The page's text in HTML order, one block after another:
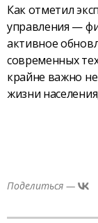
Как отметил
управления —
активное
современных
крайне важно
жизни
Поделиться —